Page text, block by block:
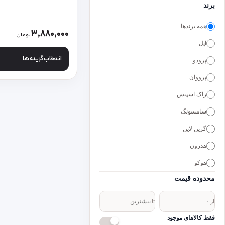
برند
همه برندها
اپل
پرودو
پرووان
راک اسپیس
سامسونگ
گرین لاین
هدرون
هوکو
محدوده قیمت
از تا
فقط کالاهای موجود
3,880,000تومان
انتخاب گزینه ها
این محصول دارای